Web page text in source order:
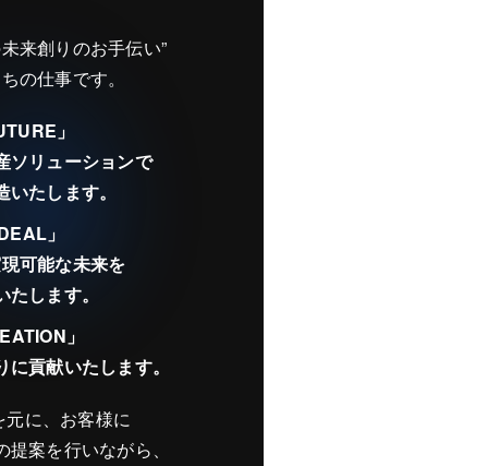
来創りのお手伝い”
の仕事です。
」
ソリューションで
たします。
」
可能な未来を
たします。
」
貢献いたします。
に、お客様に
案を行いながら、